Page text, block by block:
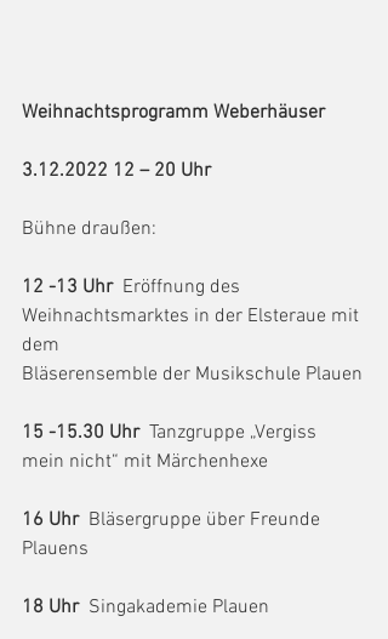
Weihnachtsprogramm Weberhäuser
3.12.2022 12 – 20 Uhr
Bühne draußen:
12 -13 Uhr
  Eröffnung des
Weihnachtsmarktes in der Elsteraue mit
dem
Bläserensemble der Musikschule Plauen
15 -15.30 Uhr Tanzgruppe „Vergiss
mein nicht“ mit Märchenhexe
16 Uhr
  Bläsergruppe über Freunde
Plauens
18 Uhr
  Singakademie Plauen